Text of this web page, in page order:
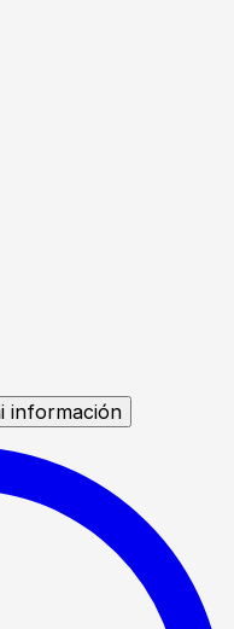
información